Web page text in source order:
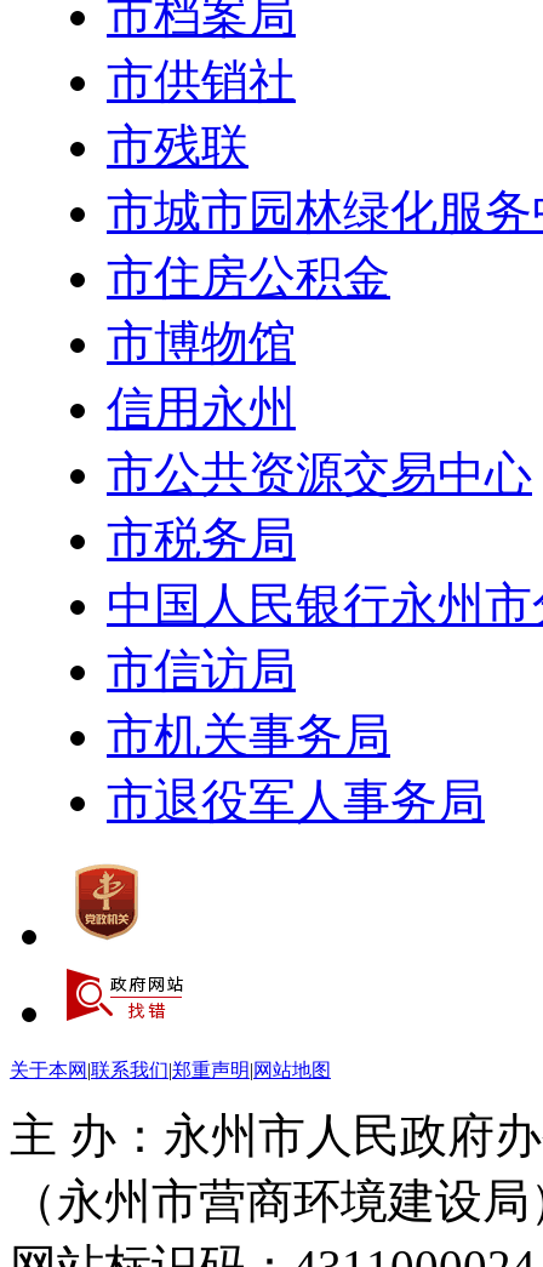
市档案局
市供销社
市残联
市城市园林绿化服
市住房公积金
市博物馆
信用永州
市公共资源交易中心
市税务局
中国人民银行永州
市信访局
市机关事务局
市退役军人事务局
关于本网 |联系我们|郑重声明|网站地图
主 办：永州市人民政府
（永州市营商环境建设局